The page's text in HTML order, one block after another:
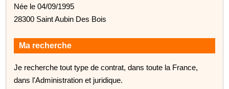
Née le 04/09/1995
28300 Saint Aubin Des Bois
Ma recherche
Je recherche tout type de contrat, dans toute la France,
dans l'Administration et juridique.